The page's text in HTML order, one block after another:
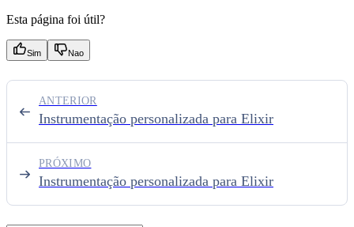
Esta página foi útil?
Sim Nao
Instrumentação personalizada para Elixir
ANTERIOR
Instrumentação personalizada para Elixir
PRÓXIMO